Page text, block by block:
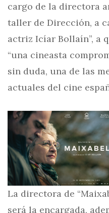
cargo de la directora
taller de Dirección, a
actriz Icíar Bollaín”, a
“una cineasta
sin duda, una de las
actuales del cine
La directora de
será la encargada,